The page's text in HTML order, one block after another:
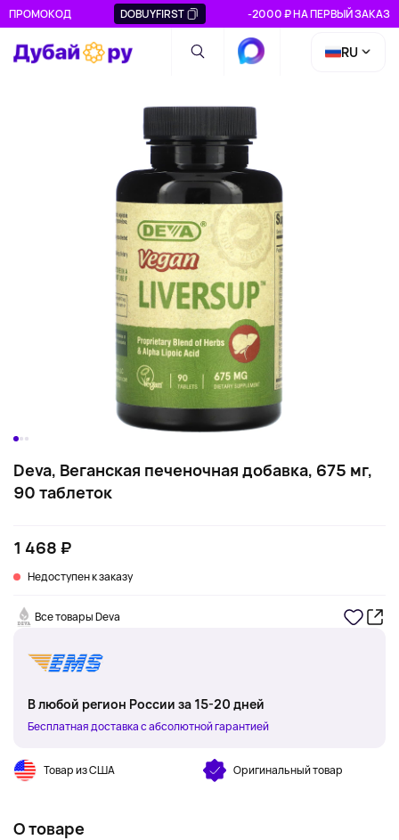
ПРОМОКОД DOBUYFIRST -2000 ₽ НА ПЕРВЫЙ ЗАКАЗ
RU
Deva, Веганская печеночная добавка, 675 мг,
90 таблеток
1 468 ₽
Недоступен к заказу
Все товары Deva
В любой регион России за 15-20 дней
Бесплатная доставка с абсолютной гарантией
Товар из США Оригинальный товар
О товаре